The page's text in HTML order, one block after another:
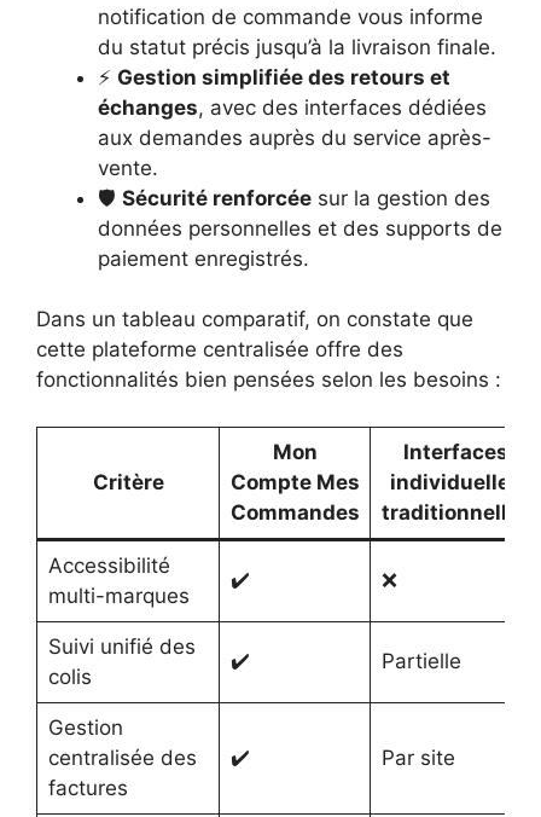
notification de commande vous informe
du statut précis jusqu’à la livraison finale.
⚡ Gestion simplifiée des retours et
échanges, avec des interfaces dédiées
aux demandes auprès du service après-
vente.
🛡️ Sécurité renforcée sur la gestion des
données personnelles et des supports de
paiement enregistrés.
Dans un tableau comparatif, on constate que
cette plateforme centralisée offre des
fonctionnalités bien pensées selon les besoins :
Critère
Mon
Compte Mes
Commandes
Interfaces
individuelles
traditionnelles
Accessibilité
multi-marques
✔️ ❌
Suivi unifié des
colis
✔️ Partielle
Gestion
centralisée des
factures
✔️ Par site